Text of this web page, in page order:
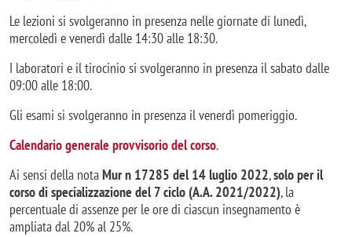
Le lezioni si svolgeranno in presenza nelle giornate di lunedì,
mercoledì e venerdì dalle 14:30 alle 18:30.
I laboratori e il tirocinio si svolgeranno in presenza il sabato dalle
09:00 alle 18:00.
Gli esami si svolgeranno in presenza il venerdì pomeriggio.
Calendario generale provvisorio del corso.
Ai sensi della notaMur n 17285 del 14 luglio 2022,solo per il
corso di specializzazione del 7 ciclo (A.A. 2021/2022), la
percentuale di assenze per le ore di ciascun insegnamento è
ampliata dal 20% al 25%.